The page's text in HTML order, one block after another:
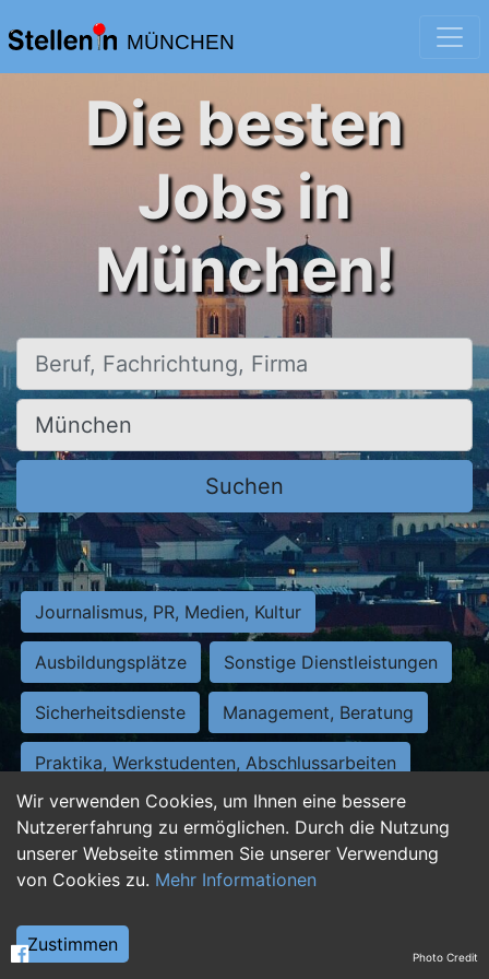
MÜNCHEN
Wir verwenden Cookies, um Ihnen eine bessere
Nutzererfahrung zu ermöglichen. Durch die Nutzung
unserer Webseite stimmen Sie unserer Verwendung
von Cookies zu. Mehr Informationen
Zustimmen
Die besten
Jobs in
München!
Beruf, Fachrichtung, Firma
Ort, Stadt
Suchen
Journalismus, PR, Medien, Kultur
Ausbildungsplätze Sonstige Dienstleistungen
Sicherheitsdienste Management, Beratung
Praktika, Werkstudenten, Abschlussarbeiten
Personalwesen Assistenz, Sekretariat
Hilfskräfte, Aushilfs- und Nebenjobs
Weiterbildung, Studium, duale Ausbildung Photo Credit